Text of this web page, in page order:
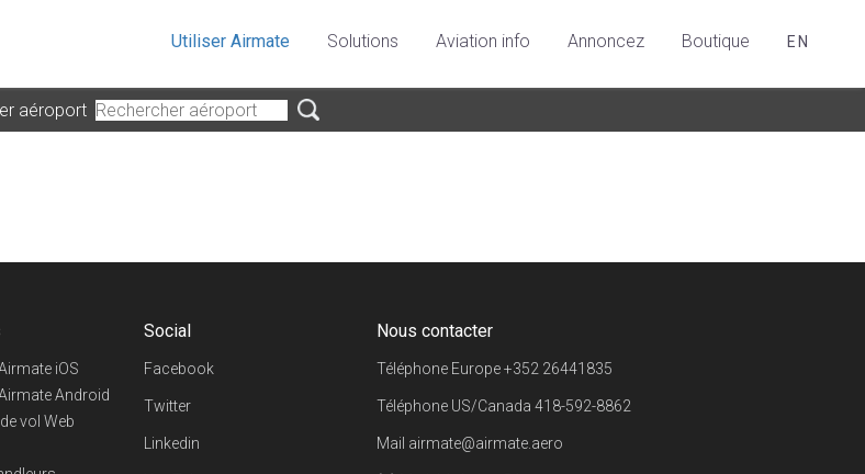
Utiliser Airmate Solutions Aviation info Annoncez Boutique EN
aéroport
iOS
Android
vol Web
Social
Facebook
Twitter
Linkedin
Nous contacter
Téléphone Europe+352 26441835
Téléphone US/Canada418-592-8862
Mail airmate@airmate.aero